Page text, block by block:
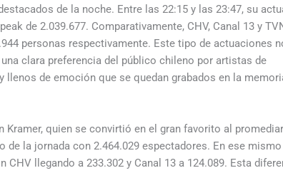
de la noche. Entre las 22:15 y las 23:47, su
de 2.039.677. Comparativamente, CHV, Canal 13 y
personas respectivamente. Este tipo de actuaciones
clara preferencia del público chileno por artistas de
de emoción que se quedan grabados en la
quien se convirtió en el gran favorito al promediar
la jornada con 2.464.029 espectadores. En ese mismo
llegando a 233.302 y Canal 13 a 124.089. Esta